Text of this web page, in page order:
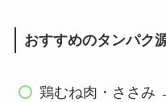
おすすめのタンパク
鶏むね肉・ささみ